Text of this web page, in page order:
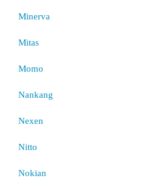
Minerva
Mitas
Momo
Nankang
Nexen
Nitto
Nokian